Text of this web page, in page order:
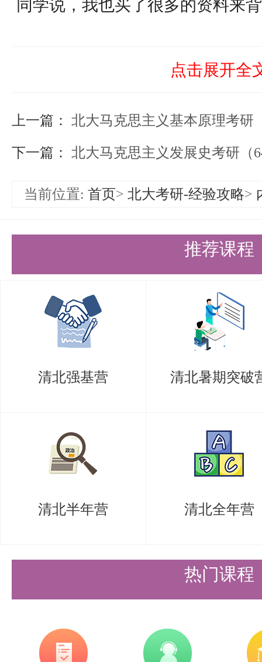
同学说，我也买了很多的资料来
么多，关键是要知道怎么正确的
指导的，因为很多时候自己不清
是错，这就又涉及审题的问题，
二、专题真题阶段（第2轮）（8
复习。在八月份之前我已经打好
在扎实基础之上进行专题性巩固
练习，大家千万得好好琢磨琢磨
毕竟马原理的考察，重点依然是
想，中国化的复习中，最重要的
重，这是不变的规律。可以通过
的重点，要点，突破自身复习薄
化，但是我们依然可以发现的是
文字表达方面的一些套话，能让
点击展开全
上一篇： 北大马克思主义基本原理考研（645+824）资
下一篇： 北大马克思主义发展史考研（645+824）资料
当前位置: 首页> 北大考研-经验攻略>
推荐课程
清北强基营 清北暑期突破
清北半年营 清北全年营
热门课程